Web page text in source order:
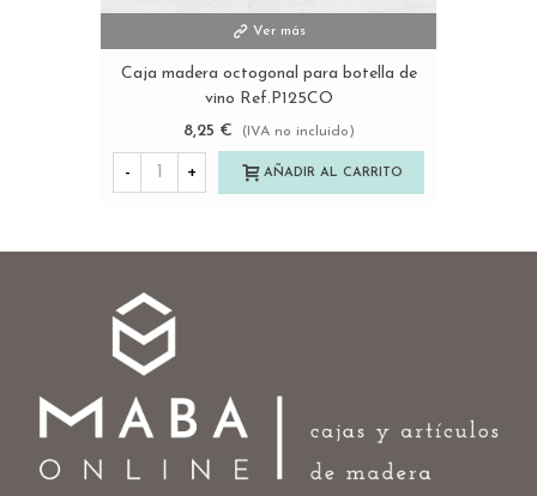
Ver más
Caja madera octogonal para botella de
vino Ref.P125CO
8,25 €
(IVA no incluido)
- + AÑADIR AL CARRITO